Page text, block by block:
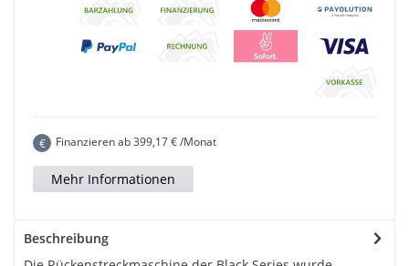
€ Finanzieren ab399,17€ /Monat
Mehr Informationen
Beschreibung